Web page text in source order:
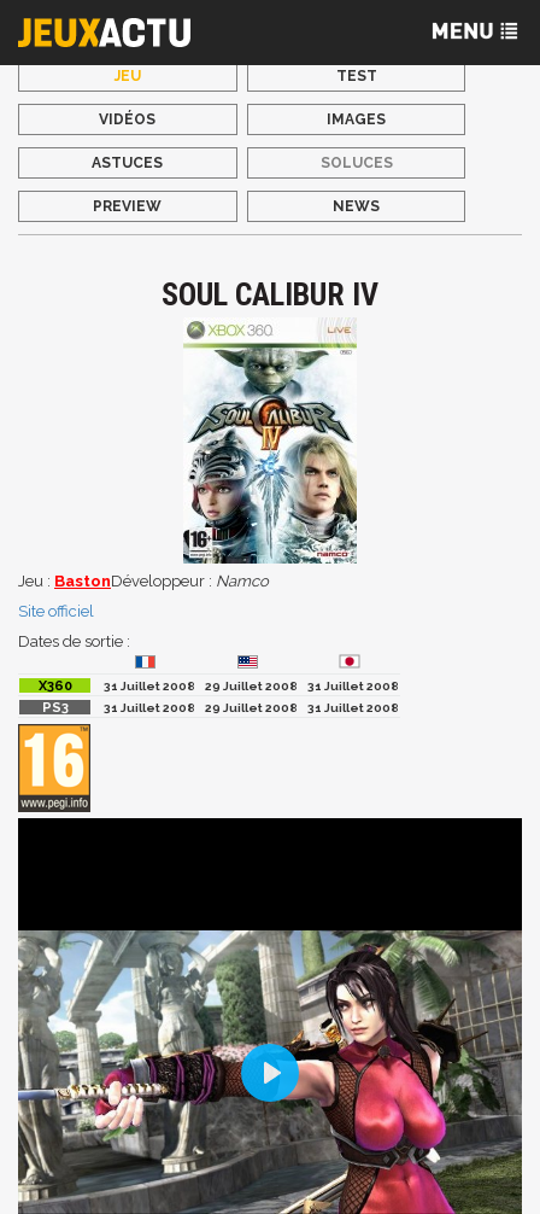
JEU TEST
VIDÉOS IMAGES
ASTUCES SOLUCES
PREVIEW NEWS
SOUL CALIBUR IV
Jeu : BastonDéveloppeur : Namco
Site officiel
Dates de sortie :
31 Juillet 2008 29 Juillet 2008
31 Juillet 2008
31 Juillet 2008
29 Juillet 2008 31 Juillet 2008